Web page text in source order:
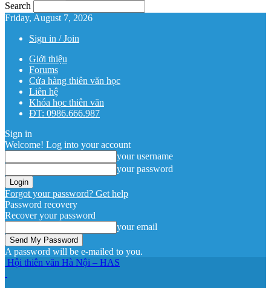
Search
Friday, August 7, 2026
Sign in / Join
Giới thiệu
Forums
Cửa hàng thiên văn học
Liên hệ
Khóa học thiên văn
ĐT: 0986.666.987
Sign in
Welcome! Log into your account
your username
your password
Forgot your password? Get help
Password recovery
Recover your password
your email
A password will be e-mailed to you.
Hội thiên văn Hà Nội – HAS